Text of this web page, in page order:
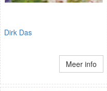
Dirk Das
Meer info